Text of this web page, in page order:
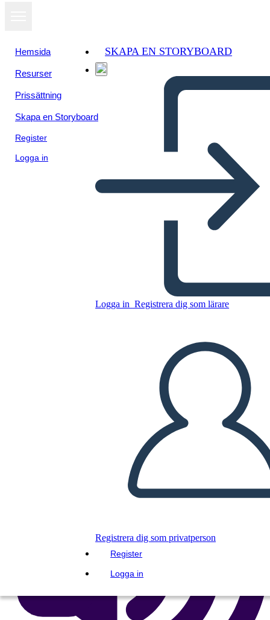
Hemsida
Resurser
Prissättning
Skapa en Storyboard
Register
Logga in
SKAPA EN STORYBOARD
Logga in Registrera dig som lärare
Registrera dig som privatperson
Register
Logga in
Resurser 5
Kopiera denna storyboard
SKAPA EN STORYBOARD
SPELA UPP BILDSPEL
LÄS FÖR MIG